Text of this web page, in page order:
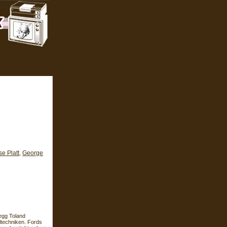
Platt, George
Toland
Fords